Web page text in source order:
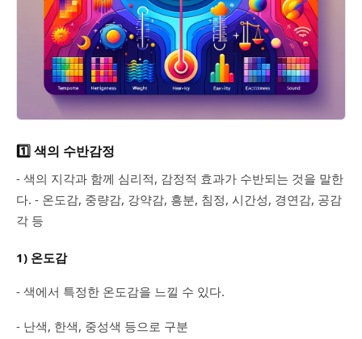
1️⃣ 색의 수반감정
- 색의 지각과 함께 심리적, 감정적 효과가 수반되는 것을 말한
다. - 온도감, 중량감, 강약감, 흥분, 침정, 시간성, 경연감, 공감
각 등
1) 온도감
- 색에서 특정한 온도감을 느낄 수 있다.
- 난색, 한색, 중성색 등으로 구분